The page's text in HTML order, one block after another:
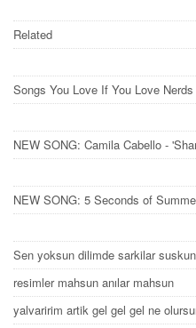
Related
Songs You Love If You Love Nerds
NEW SONG: Camila Cabello -
NEW SONG: 5 Seconds of
Sen yoksun dilimde sarkilar suskun
resimler mahsun anılar mahsun
yalvaririm artik gel gel gel ne